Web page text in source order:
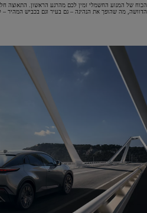
הכוח של המנוע החשמלי זמין לכם מהרגע הראשון. התאוצה
הדוושה, מה שהופך את הנהיגה – גם בעיר וגם בכביש המהיר –